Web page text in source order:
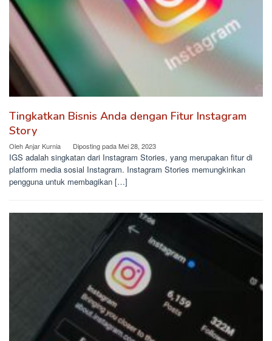
Tingkatkan Bisnis Anda dengan Fitur Instagram
Story
OlehAnjar Kurnia Diposting padaMei 28, 2023
IGS adalah singkatan dari Instagram Stories, yang merupakan fitur di
platform media sosial Instagram. Instagram Stories memungkinkan
pengguna untuk membagikan […]